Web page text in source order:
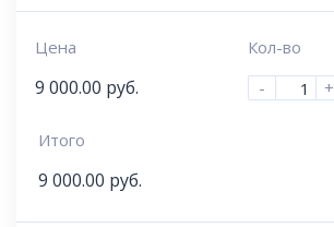
Цена
9 000.00 руб.
Кол-во
-
+
Итого
9 000.00 руб.